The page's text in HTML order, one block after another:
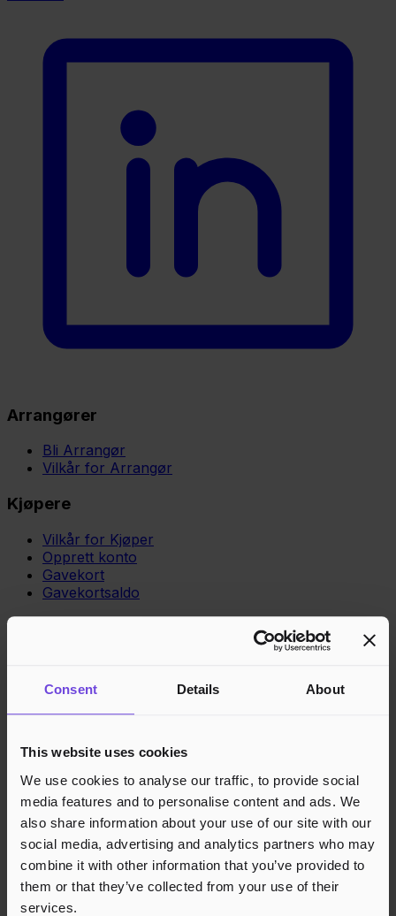
Consent Details About
This website uses cookies
We use cookies to analyse our traffic, to provide social
media features and to personalise content and ads. We
also share information about your use of our site with our
social media, advertising and analytics partners who may
combine it with other information that you’ve provided to
them or that they’ve collected from your use of their
services.
Arrangører
Bli Arrangør
Vilkår for Arrangør
Kjøpere
Vilkår for Kjøper
Opprett konto
Gavekort
Gavekortsaldo
Kundestøtte
Kunnskapsbase
Juridisk
Personvern
Region Norge Danmark Sverige Tyskland Global
Språk Norsk English Dansk Svenska Deutsch Français
Godkjente betalingsmetoder
Rask og sikker betalingsbehandling